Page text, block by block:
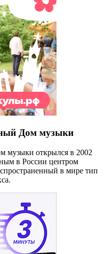
Дом музыки
музыки открылся в 2002
в России центром
в мире тип